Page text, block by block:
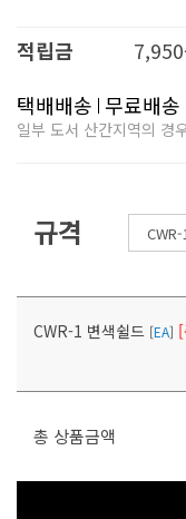
적립금
택배배송 무료배송
일부 도서 산간지역의 경
규격
CWR-1 변색쉴드 [EA]
총 상품금액